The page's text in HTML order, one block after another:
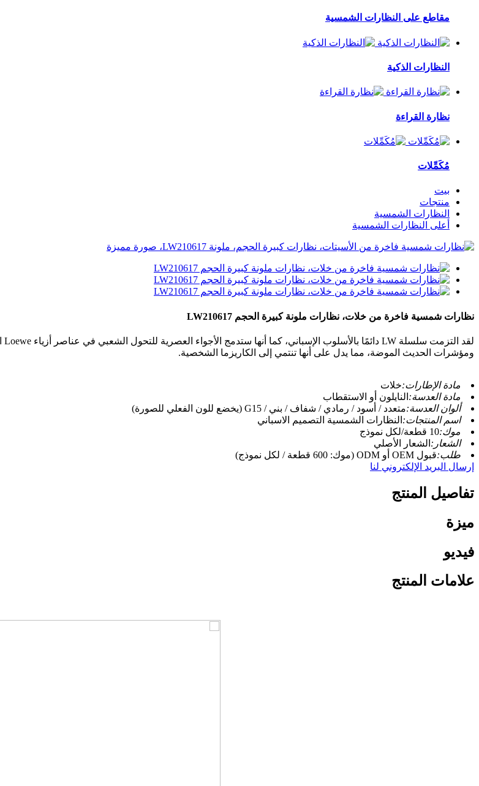
مقاطع على النظارات الشمسية
النظارات الذكية
نظارة القراءة
مُكَمِّلات
بيت
منتجات
النظارات الشمسية
أعلى النظارات الشمسية
نظارات شمسية فاخرة من خلات، نظارات ملونة كبيرة الحجم LW210617
ومؤشرات الحديث الموضة، مما يدل على أنها تنتمي إلى الكاريزما الشخصية.
مادة الإطارات:خلات
مادة العدسة: النايلون أو الاستقطاب
ألوان العدسة:متعدد / أسود / رمادي / شفاف / بني / G15 (يخضع للون الفعلي للصورة)
اسم المنتجات: النظارات الشمسية التصميم الاسباني
موك:10 قطعة/لكل نموذج
الشعار: الشعار الأصلي
طلب:قبول OEM أو ODM (موك: 600 قطعة / لكل نموذج)
إرسال البريد الإلكتروني لنا
تفاصيل المنتج
ميزة
فيديو
علامات المنتج